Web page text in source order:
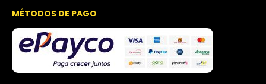
MÉTODOS DE PAGO